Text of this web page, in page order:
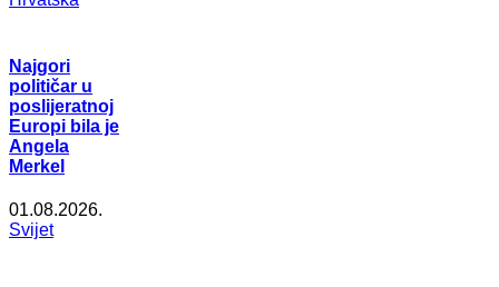
Najgori
političar u
poslijeratnoj
Europi bila je
Angela
Merkel
01.08.2026.
Svijet